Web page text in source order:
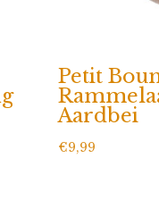
Petit
Aardbei
€9,99